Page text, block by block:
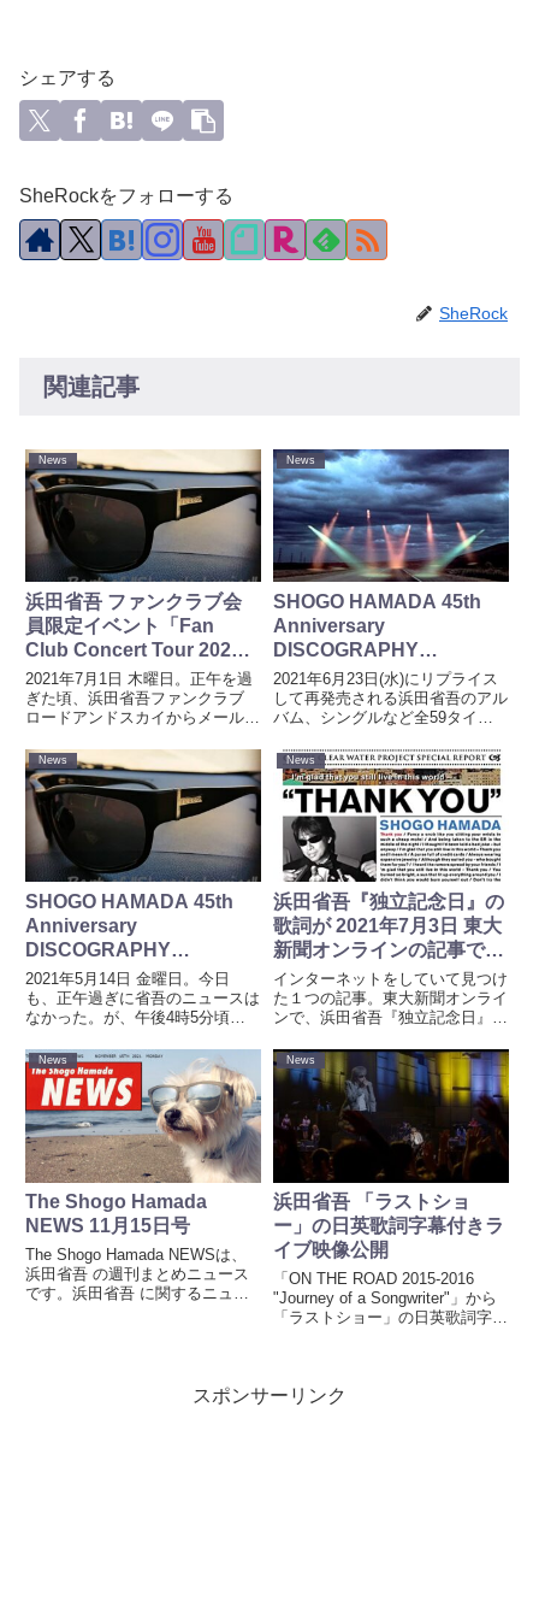
シェアする
SheRockをフォローする
SheRock
関連記事
News
浜田省吾 ファンクラブ会
員限定イベント「Fan
Club Concert Tour 2021
Welcome Back to The
Rock Show “EVE”」開催
決定
2021年7月1日 木曜日。正午を過
ぎた頃、浜田省吾ファンクラブ
ロードアンドスカイからメールが
ス。いったい、何が。とくに期待
もせず、なにも考えずにメールを
開封すると、ビッグニュースだっ
た。ファンクラブ会員限定...
News
SHOGO HAMADA 45th
Anniversary
DISCOGRAPHY
COLLECTIONでデジタル
リマスターされて販売され
る作品
2021年6月23日(水)にリプライス
して再発売される浜田省吾のアル
バム、シングルなど全59タイト
グルなど全59タイトルの中でリ
マスターされているのは、どの商
品なのか。気になって調べてみ
た。SOny Music...
News
SHOGO HAMADA 45th
Anniversary
DISCOGRAPHY
COLLECTION の詳細発表
2021年5月14日 金曜日。今日
も、正午過ぎに省吾のニュースは
なかった。が、午後4時5分頃、
ドアンドスカイよりメールが届い
た。個人的なイメージでしかない
が、メールを配信する時刻は内容
によって決めているのではな...
News
浜田省吾『独立記念日』の
歌詞が 2021年7月3日 東大
新聞オンラインの記事で紹
介される
インターネットをしていて見つけ
た１つの記事。東大新聞オンライ
ンで、浜田省吾『独立記念日』の
事は、【100行で名著】誰のため
の報道か——角南圭祐『ヘイトス
ピーチと対抗報道』。すぐにアク
セスしてみると、筆者が角南圭...
News
The Shogo Hamada
NEWS 11月15日号
The Shogo Hamada NEWSは、
浜田省吾 の週刊まとめニュース
です。浜田省吾 に関するニュー
News
浜田省吾 「ラストショ
ー」の日英歌詞字幕付きラ
イブ映像公開
「ON THE ROAD 2015-2016
"Journey of a Songwriter"」から
「ラストショー」の日英歌詞字幕
アルバム『ED...
スポンサーリンク